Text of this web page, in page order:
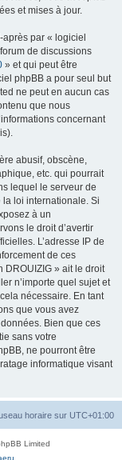
et mises à jour.
par « logiciel
de discussions
» et qui peut être
phpBB a pour seul but
ne peut en aucun cas
que nous
concernant
abusif, obscène,
etc. qui pourrait
lequel le serveur de
la loi internationale. Si
à un
le droit d’avertir
L’adresse IP de
de ces
DROUIZIG » ait le droit
n’importe quel sujet et
nécessaire. En tant
que vous avez
Bien que ces
sans votre
ne pourront être
informatique visant
horaire sur UTC+01:00
Limited